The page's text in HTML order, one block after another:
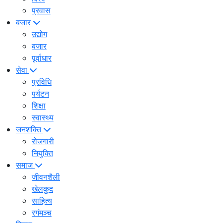
प्रवास
बजार
उद्योग
बजार
पूर्वाधार
सेवा
प्रविधि
पर्यटन
शिक्षा
स्वास्थ्य
जनशक्ति
रोजगारी
नियुक्ति
समाज
जीवनशैली
खेलकुद
साहित्य
रगंमञ्च